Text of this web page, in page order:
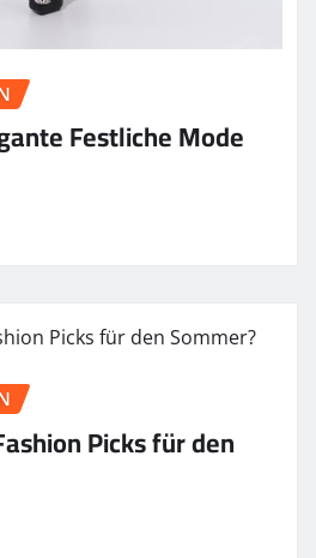
Festliche Mode
Picks für den